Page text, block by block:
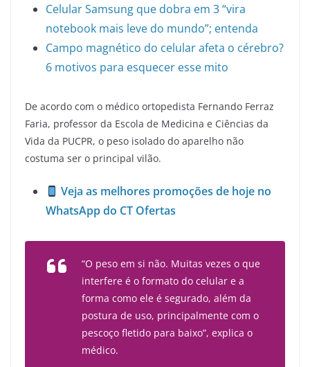
Celular Samsung que dobra em 3 “vira
notebook mais leve do mundo”; entenda
Campo magnético do celular afeta o cérebro?
6 motivos para esquecer esse mito
De acordo com o médico ortopedista Fernando Ferraz
Faria, professor da Escola de Medicina e Ciências da
Vida da PUCPR, o peso isolado do aparelho não
costuma ser o principal vilão.
Veja as melhores promoções de hoje no
WhatsApp do CT Ofertas
“O peso em si não. Muitas vezes o que
interfere é o formato do celular e a
forma como ele é segurado, além da
postura de uso, principalmente com o
pescoço fletido para baixo”, explica o
médico.